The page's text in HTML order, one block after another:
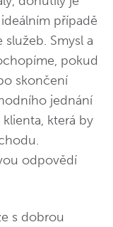
případě
Smysl a
pokud
skončení
jednání
která by
odpovědí
s dobrou